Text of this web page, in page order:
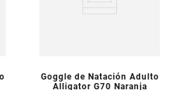
VISTA PREVIA
Goggle de Natación Adulto
Alligator G70 Naranja